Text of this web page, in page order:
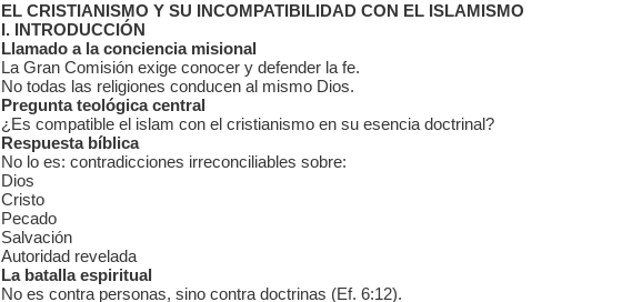
EL CRISTIANISMO Y SU INCOMPATIBILIDAD CON EL ISLAMISMO
I. INTRODUCCIÓN
Llamado a la conciencia misional
La Gran Comisión exige conocer y defender la fe.
No todas las religiones conducen al mismo Dios.
Pregunta teológica central
¿Es compatible el islam con el cristianismo en su esencia doctrinal?
Respuesta bíblica
No lo es: contradicciones irreconciliables sobre:
Dios
Cristo
Pecado
Salvación
Autoridad revelada
La batalla espiritual
No es contra personas, sino contra doctrinas (Ef. 6:12).